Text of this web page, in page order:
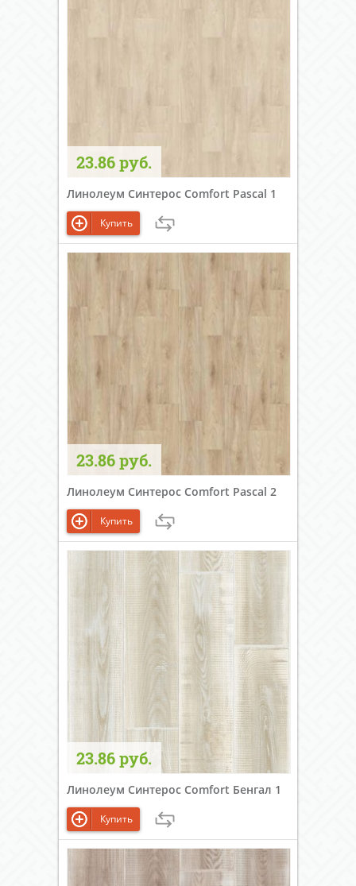
23.86 руб.
Линолеум Синтерос Comfort Pascal 1
Купить
23.86 руб.
Линолеум Синтерос Comfort Pascal 2
Купить
23.86 руб.
Линолеум Синтерос Comfort Бенгал 1
Купить